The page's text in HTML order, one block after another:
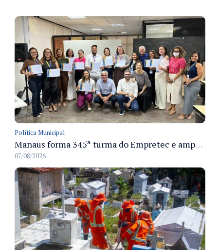
Política Municipal
Manaus forma 345ª turma do Empretec e amplia qualificação de empreendedores na cidade
07/08/2026